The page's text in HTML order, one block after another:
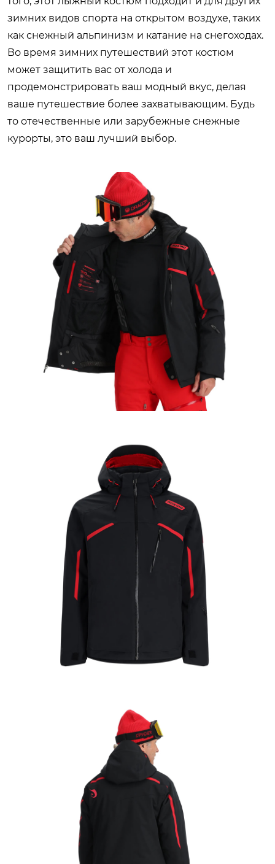
зимних видов спорта на открытом воздухе, таких
как снежный альпинизм и катание на снегоходах.
Во время зимних путешествий этот костюм
может защитить вас от холода и
продемонстрировать ваш модный вкус, делая
ваше путешествие более захватывающим. Будь
то отечественные или зарубежные снежные
курорты, это ваш лучший выбор.